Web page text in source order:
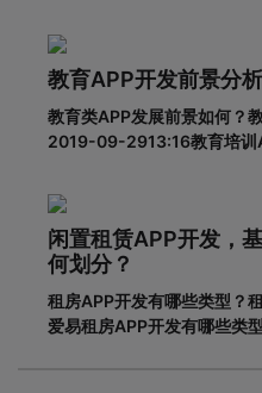
了。其实，APP开发的流程
看一下一套完整的APP开发
能需求阶段0
教育APP开发前景分
教育类APP发展前景如何？
2019-09-2913:16教育培训
的来了吗？据调查，截至
亿，普及率57.7%。其中，手
闲置租赁APP开发，
何划分？
租房APP开发有哪些类型
爱易租房APP开发有哪些类